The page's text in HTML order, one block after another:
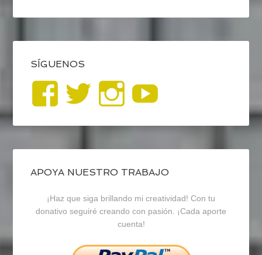
SÍGUENOS
Ver
perfil
de
blogrecursosep
en
Facebook
Ver
perfil
de
recursosep
en
Twitter
Ver
perfil
de
recursosep
en
Instagram
APOYA NUESTRO TRABAJO
¡Haz que siga brillando mi creatividad! Con tu
donativo seguiré creando con pasión. ¡Cada aporte
cuenta!